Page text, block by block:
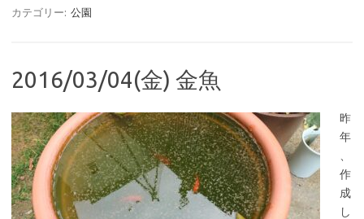
カテゴリー: 公園
2016/03/04(金) 金魚
昨
年
作
成
し